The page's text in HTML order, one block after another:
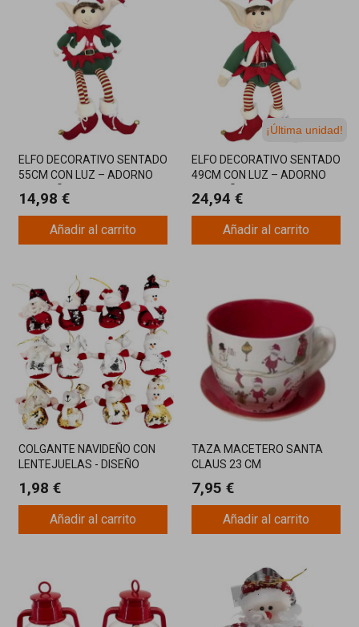
ELFO DECORATIVO SENTADO
55CM CON LUZ – ADORNO
14,98 €
Añadir al carrito
¡Última unidad!
ELFO DECORATIVO SENTADO
49CM CON LUZ – ADORNO
DIVERTIDO
24,94 €
Añadir al carrito
COLGANTE NAVIDEÑO CON
LENTEJUELAS - DISEÑO
1,98 €
Añadir al carrito
TAZA MACETERO SANTA
CLAUS 23 CM
7,95 €
Añadir al carrito